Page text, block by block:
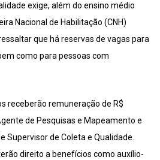
exige, além do ensino médio
Nacional de Habilitação (CNH)
que há reservas de vagas para
como para pessoas com
receberão remuneração de R$
de Pesquisas e Mapeamento e
Supervisor de Coleta e Qualidade.
direito a benefícios como auxílio-